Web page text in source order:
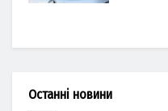
Останні новини